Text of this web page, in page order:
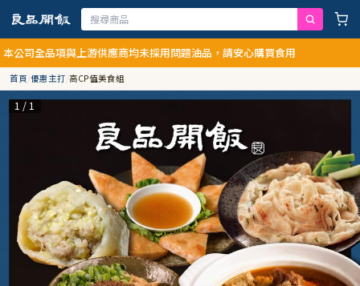
全品項與上游供應商均未採用問題油品，請安心購買食用
首頁/優惠主打/高CP值美食組
1 / 1